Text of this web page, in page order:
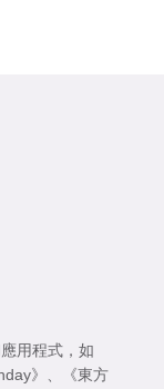
用程式，如
》 、
《東方